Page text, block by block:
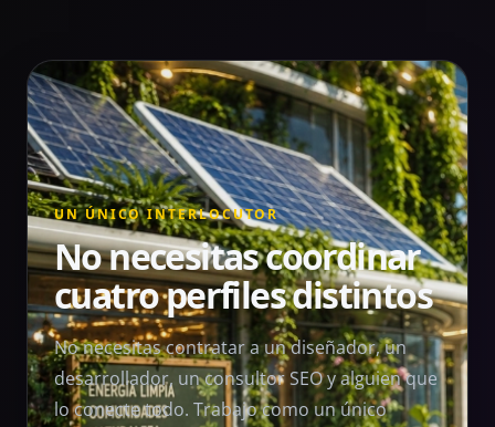
UN ÚNICO INTERLOCUTOR
No necesitas coordinar
cuatro perfiles distintos
No necesitas contratar a un diseñador, un
desarrollador, un consultor SEO y alguien que
lo conecte todo. Trabajo como un único